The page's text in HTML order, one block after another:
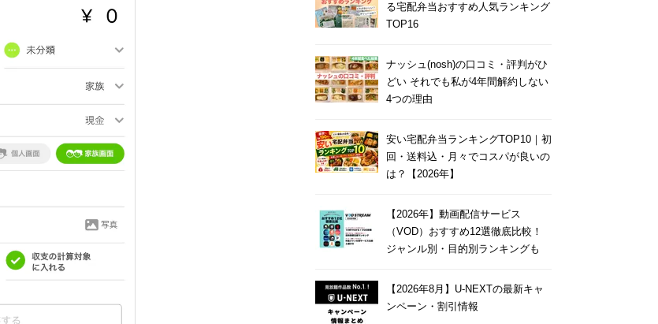
る宅配弁当おすすめ人気ランキング
TOP16
ナッシュ(nosh)の口コミ・評判がひ
どい それでも私が4年間解約しない
4つの理由
安い宅配弁当ランキングTOP10｜初
回・送料込・月々でコスパが良いの
は？【2026年】
【2026年】動画配信サービス
（VOD）おすすめ12選徹底比較！
ジャンル別・目的別ランキングも
【2026年8月】U-NEXTの最新キャ
ンペーン・割引情報